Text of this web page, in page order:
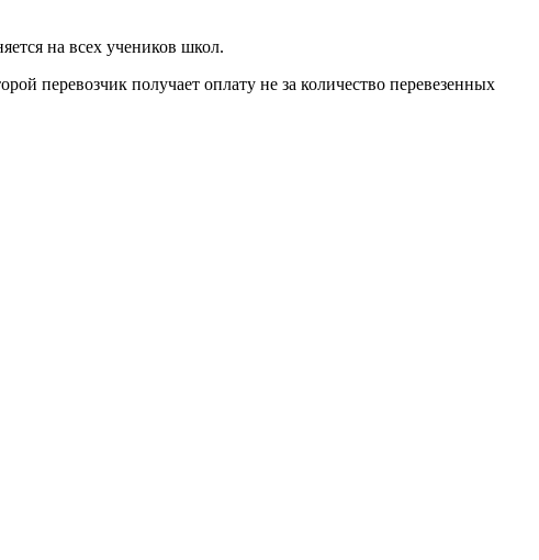
на всех учеников школ.
перевозчик получает оплату не за количество перевезенных